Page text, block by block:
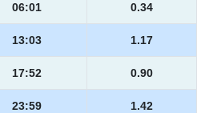
06:01 0.34
13:03 1.17
17:52 0.90
23:59 1.42